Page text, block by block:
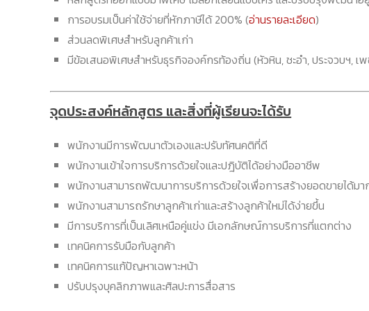
การอบรมเป็นค่าใช้จ่ายที่หักภาษีได้ 200% (อ่านรายละเอียด)
ส่วนลดพิเศษสำหรับลูกค้าเก่า
มีข้อเสนอพิเศษสำหรับธุรกิจองค์กรท้องถิ่น (หัวหิน, ชะอำ, ประจวบฯ, เ
จุดประสงค์หลักสูตร และสิ่งที่ผู้เรียนจะได้รับ
พนักงานมีการพัฒนาตัวเองและปรับทัศนคติที่ดี
พนักงานเข้าใจการบริการด้วยใจและปฎิบัติได้อย่างมืออาชีพ
พนักงานสามารถพัฒนาการบริการด้วยใจเพื่อการสร้างยอดขายได้มา
พนักงานสามารถรักษาลูกค้าเก่าและสร้างลูกค้าใหม่ได้ง่ายขึ้น
มีการบริการที่เป็นเลิศเหนือคู่แข่ง มีเอกลักษณ์การบริการที่แตกต่าง
เทคนิคการรับมือกับลูกค้า
เทคนิคการแก้ปัญหาเฉพาะหน้า
ปรับปรุงบุคลิกภาพและศิลปะการสื่อสาร